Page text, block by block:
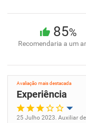
85%
Recomendaria a um
Avaliação mais destacada
Experiência
25 Julho 2023. Auxiliar